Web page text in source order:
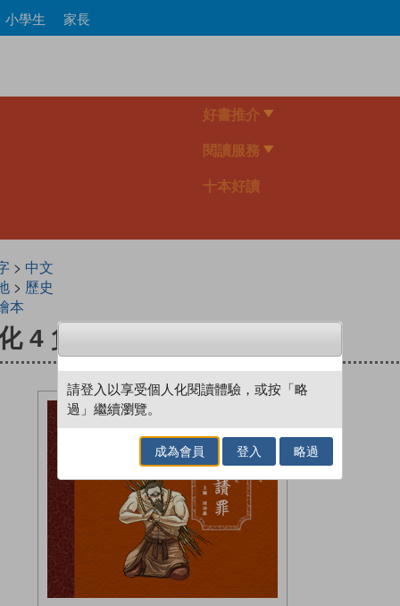
Skip
to
小學生 家長
好書推介
閱讀服務
十本好讀
> 中文
> 歷史
本
4 負荊請罪
請登入以享受個人化閱讀體驗，或按「略
過」繼續瀏覽。
成為會員 登入 略過